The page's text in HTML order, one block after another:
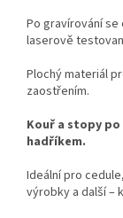
Po gravírování se
laserově
Plochý materiál
zaostřením.
Kouř a stopy
hadříkem.
Ideální pro
výrobky a další –